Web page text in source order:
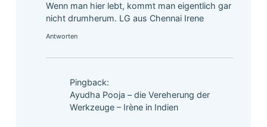
Wenn man hier lebt, kommt man eigentlich gar
nicht drumherum. LG aus Chennai Irene
Antworten
Pingback:
Ayudha Pooja – die Vereherung der
Werkzeuge – Irène in Indien